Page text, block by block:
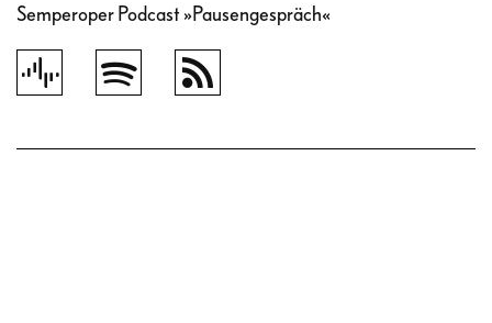
Semperoper Podcast »Pausengespräch«